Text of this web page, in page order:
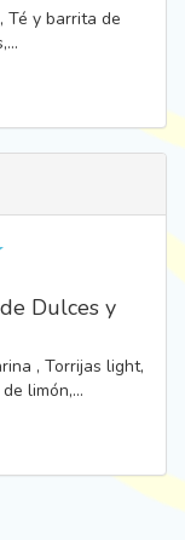
Té y barrita de
Dulces y
, Torrijas light,
limón,...